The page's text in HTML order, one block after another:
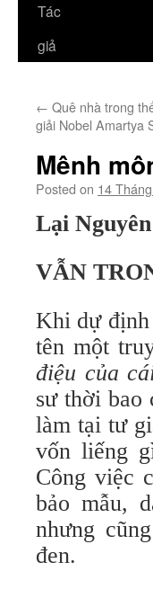
Tác
giả
← Quê nhà trong
giải Nobel Amartya
Mênh
Posted on 14
Lại
VẪN
Khi dự
tên một
điệu của
sư thời bao
làm tại tư
vốn liếng
Công việc
bảo mẫu,
nhưng
đen.